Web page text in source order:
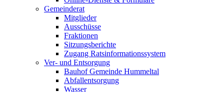
Gemeinderat
Mitglieder
Ausschüsse
Fraktionen
Sitzungsberichte
Zugang Ratsinformationssystem
Ver- und Entsorgung
Bauhof Gemeinde Hummeltal
Abfallentsorgung
Wasser